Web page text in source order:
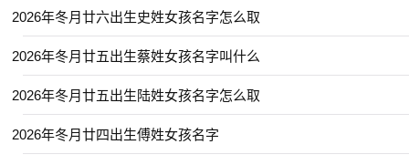
【宛迎】 【妙桐】 【毓娴】 【予欣】
【金虹】 【歆妍】 【夏荷】 【清苒】
【昕蕾】 【芷熙】 【景娴】 【星源】
【乔苒】 【宣淇】 【韵瑾】 【祐禾】
2026年冬月廿六出生史姓女孩名字怎么取
2026年冬月廿五出生蔡姓女孩名字叫什么
2026年冬月廿五出生陆姓女孩名字怎么取
2026年冬月廿四出生傅姓女孩名字